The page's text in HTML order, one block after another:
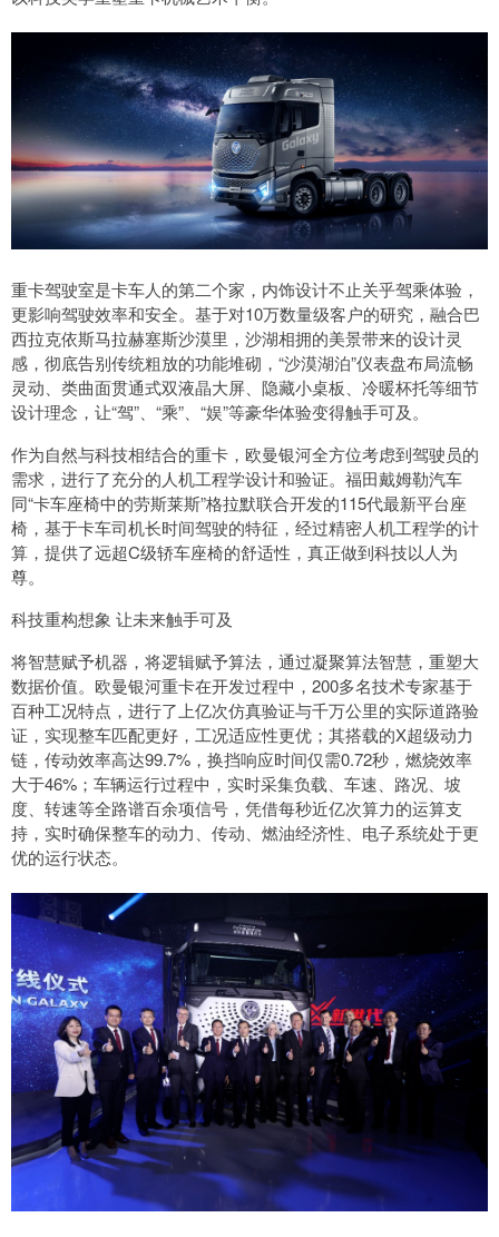
重卡驾驶室是卡车人的第二个家，内饰设计不止关乎驾乘体验，
更影响驾驶效率和安全。基于对10万数量级客户的研究，融合巴
西拉克依斯马拉赫塞斯沙漠里，沙湖相拥的美景带来的设计灵
感，彻底告别传统粗放的功能堆砌，“沙漠湖泊”仪表盘布局流畅
灵动、类曲面贯通式双液晶大屏、隐藏小桌板、冷暖杯托等细节
设计理念，让“驾”、“乘”、“娱”等豪华体验变得触手可及。
作为自然与科技相结合的重卡，欧曼银河全方位考虑到驾驶员的
需求，进行了充分的人机工程学设计和验证。福田戴姆勒汽车
同“卡车座椅中的劳斯莱斯”格拉默联合开发的115代最新平台座
椅，基于卡车司机长时间驾驶的特征，经过精密人机工程学的计
算，提供了远超C级轿车座椅的舒适性，真正做到科技以人为
尊。
科技重构想象 让未来触手可及
将智慧赋予机器，将逻辑赋予算法，通过凝聚算法智慧，重塑大
数据价值。欧曼银河重卡在开发过程中，200多名技术专家基于
百种工况特点，进行了上亿次仿真验证与千万公里的实际道路验
证，实现整车匹配更好，工况适应性更优；其搭载的X超级动力
链，传动效率高达99.7%，换挡响应时间仅需0.72秒，燃烧效率
大于46%；车辆运行过程中，实时采集负载、车速、路况、坡
度、转速等全路谱百余项信号，凭借每秒近亿次算力的运算支
持，实时确保整车的动力、传动、燃油经济性、电子系统处于更
优的运行状态。